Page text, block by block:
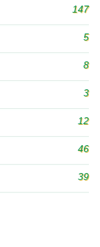
147
5
8
3
12
46
39